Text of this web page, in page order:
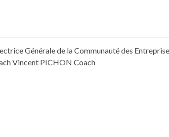
Générale de la Communauté des
Vincent PICHON Coach